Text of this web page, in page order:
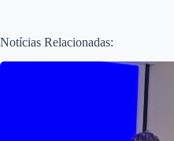
Notícias Relacionadas: